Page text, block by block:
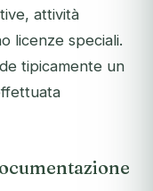
attività
licenze speciali.
tipicamente un